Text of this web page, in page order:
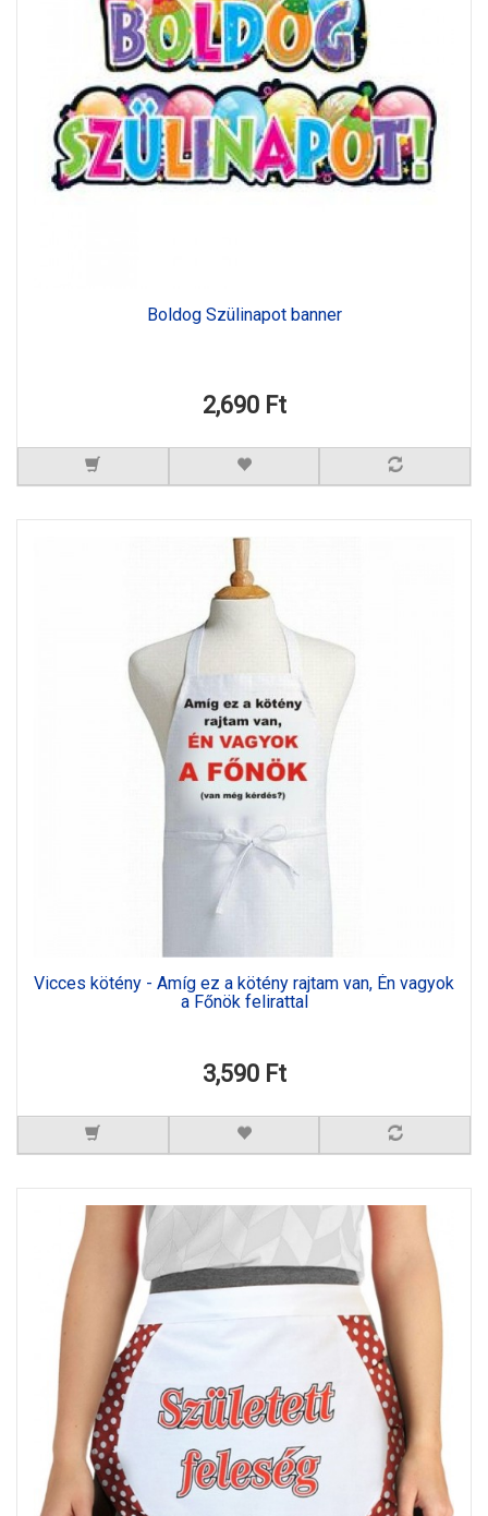
Boldog Szülinapot banner
2,690 Ft
Vicces kötény - Amíg ez a kötény rajtam van, Én vagyok
a Főnök felirattal
3,590 Ft